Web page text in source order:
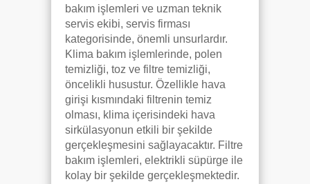
bakım işlemleri ve uzman teknik
servis ekibi, servis firması
kategorisinde, önemli unsurlardır.
Klima bakım işlemlerinde, polen
temizliği, toz ve filtre temizliği,
öncelikli husustur. Özellikle hava
girişi kısmındaki filtrenin temiz
olması, klima içerisindeki hava
sirkülasyonun etkili bir şekilde
gerçekleşmesini sağlayacaktır. Filtre
bakım işlemleri, elektrikli süpürge ile
kolay bir şekilde gerçekleşmektedir.